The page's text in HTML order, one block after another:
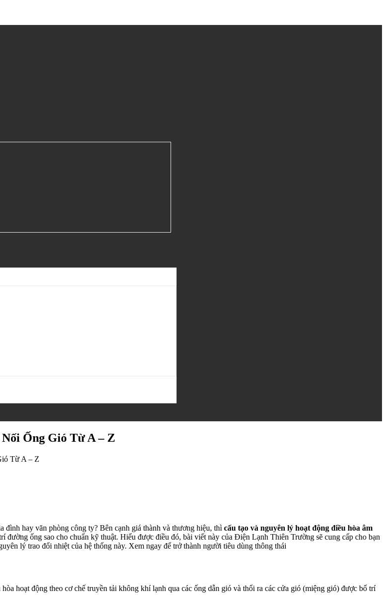
Ống Gió Từ A – Z
Từ A – Z
đình hay văn phòng công ty? Bên cạnh giá thành và thương hiệu, thì cấu tạo và nguyên lý hoạt động điều hòa âm
đường ống sao cho chuẩn kỹ thuật. Hiểu được điều đó, bài viết này của Điện Lạnh Thiên Trường sẽ cung cấp cho bạn
lý trao đổi nhiệt của hệ thống này. Xem ngay để trở thành người tiêu dùng thông thái
hoạt động theo cơ chế truyền tải không khí lạnh qua các ống dẫn gió và thổi ra các cửa gió (miệng gió) được bố trí